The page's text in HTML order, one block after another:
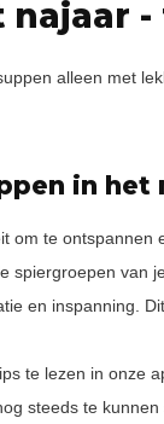
-
alleen met
in het
om te
spiergroepen van
en inspanning.
te lezen in onze
steeds te